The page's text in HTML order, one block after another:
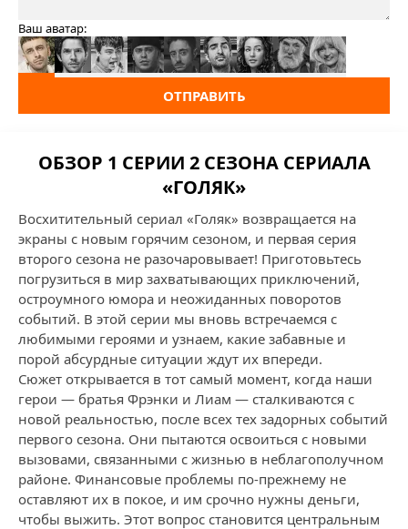
Ваш аватар:
ОТПРАВИТЬ
ОБЗОР 1 СЕРИИ 2 СЕЗОНА СЕРИАЛА
«ГОЛЯК»
Восхитительный сериал «Голяк» возвращается на
экраны с новым горячим сезоном, и первая серия
второго сезона не разочаровывает! Приготовьтесь
погрузиться в мир захватывающих приключений,
остроумного юмора и неожиданных поворотов
событий. В этой серии мы вновь встречаемся с
любимыми героями и узнаем, какие забавные и
порой абсурдные ситуации ждут их впереди.
Сюжет открывается в тот самый момент, когда наши
герои — братья Фрэнки и Лиам — сталкиваются с
новой реальностью, после всех тех задорных событий
первого сезона. Они пытаются освоиться с новыми
вызовами, связанными с жизнью в неблагополучном
районе. Финансовые проблемы по-прежнему не
оставляют их в покое, и им срочно нужны деньги,
чтобы выжить. Этот вопрос становится центральным